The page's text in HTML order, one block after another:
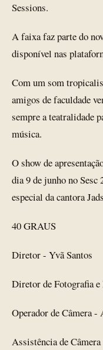
Sessions.
A faixa faz parte do
disponível nas
Com um som
amigos de faculdade
sempre a teatralidade
música.
O show de
dia 9 de junho no Sesc
especial da cantora
40 GRAUS
Diretor - Yvã Santos
Diretor de Fotografia e
Operador de Câmera -
Assistência de